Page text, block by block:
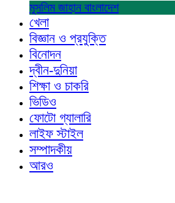
মুসলিম জাহান বাংলাদেশ
খেলা
বিজ্ঞান ও প্রযুক্তি
বিনোদন
দ্বীন-দুনিয়া
শিক্ষা ও চাকরি
ভিডিও
ফোটো গ্যালারি
লাইফ স্টাইল
সম্পাদকীয়
আরও